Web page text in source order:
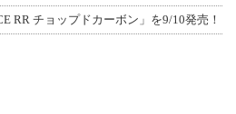
RR チョップドカーボン」を9/10発売！